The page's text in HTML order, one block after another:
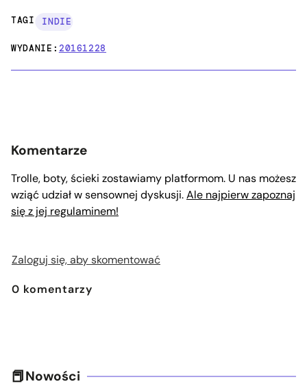
TAGI: INDIE
WYDANIE:20161228
Komentarze
Trolle, boty, ścieki zostawiamy platformom. U nas możesz
wziąć udział w sensownej dyskusji.Ale najpierw zapoznaj
się z jej regulaminem!
Zaloguj się, aby skomentować
0 komentarzy
Nowości